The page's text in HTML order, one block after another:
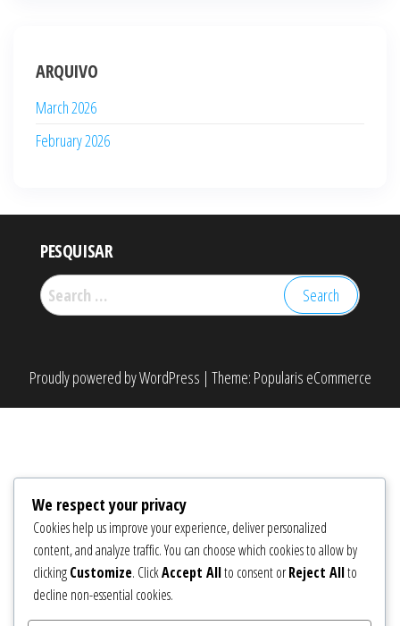
ARQUIVO
March 2026
February 2026
PESQUISAR
Search
for:
Proudly powered byWordPress | Theme: Popularis eCommerce
We respect your privacy
Cookies help us improve your experience, deliver personalized
content, and analyze traffic. You can choose which cookies to allow by
clickingCustomize. ClickAccept Allto consent orReject Allto
decline non-essential cookies.